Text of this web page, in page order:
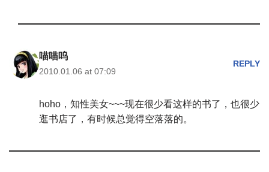
喵喵呜
2010.01.06 at 07:09
REPLY
hoho，知性美女~~~现在很少看这样的书了，也很少
逛书店了，有时候总觉得空落落的。